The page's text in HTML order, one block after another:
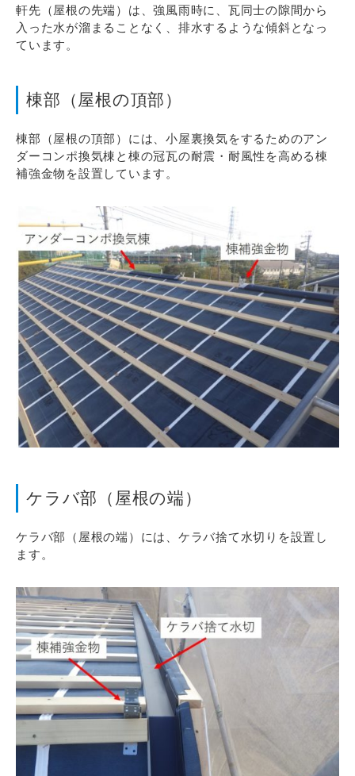
軒先（屋根の先端）は、強風雨時に、瓦同士の隙間から
入った水が溜まることなく、排水するような傾斜となっ
ています。
棟部（屋根の頂部）
棟部（屋根の頂部）には、小屋裏換気をするためのアン
ダーコンポ換気棟と棟の冠瓦の耐震・耐風性を高める棟
補強金物を設置しています。
ケラバ部（屋根の端）
ケラバ部（屋根の端）には、ケラバ捨て水切りを設置し
ます。